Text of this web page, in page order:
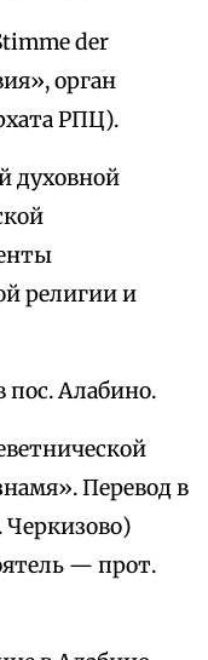
der
орган
РПЦ).
духовной
религии и
Алабино.
Перевод в
Черкизово)
— прот.